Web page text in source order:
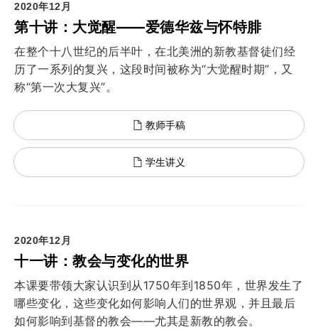
2020年12月
第十讲：大觉醒——爱德华兹与怀特腓
在整个十八世纪的后半叶，在北美洲的新教基督徒们经
历了一系列的复兴，这段时间被称为“大觉醒时期”，又
称“第一次大复兴”。
教师手稿
学生讲义
2020年12月
十一讲：教会与变化的世界
本课要带领大家认识到从1750年到1850年，世界发生了
哪些变化，这些变化如何影响人们的世界观，并且最后
如何影响到基督的教会——尤其是新教的教会。